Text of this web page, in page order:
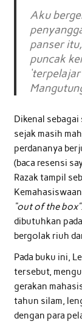
Aku
panser itu,
puncak
Dikenal
sejak masih
perdananya
(baca resensi
Razak tampil
“out of the box”
dibutuhkan
bergolak riuh
Pada buku ini,
tersebut,
gerakan
tahun silam,
dengan para